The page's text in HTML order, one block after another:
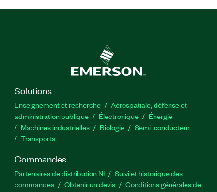
Solutions
Enseignement et recherche
Aérospatiale, défense et
administration publique
Électronique
Énergie​
Machines industrielles
Biologie
Semi-conducteur
Transports
Commandes
Partenaires de distribution NI
Suivi et historique des
commandes
Obtenir un devis
Conditions générales de